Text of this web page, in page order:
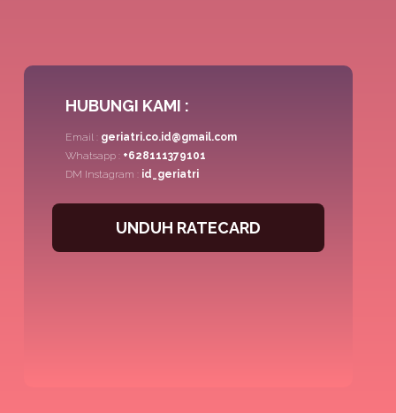
HUBUNGI KAMI :
Email : geriatri.co.id@gmail.com
Whatsapp : +628111379101
DM Instagram : id_geriatri
UNDUH RATECARD